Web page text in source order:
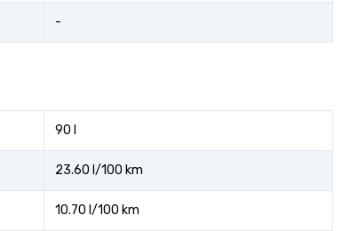
-
90 l
23.60 l/100 km
10.70 l/100 km